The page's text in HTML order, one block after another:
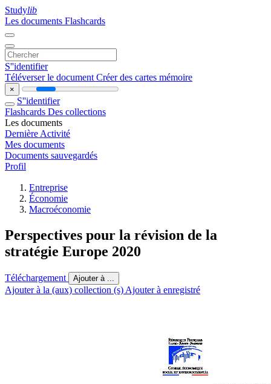
Studylib
Les documents Flashcards
S''identifier
Téléverser le document Créer des cartes mémoire
×
S''identifier
Flashcards Des collections
Les documents
Dernière Activité
Mes documents
Documents sauvegardés
Profil
Entreprise
Économie
Macroéconomie
Perspectives pour la révision de la
stratégie Europe 2020
Téléchargement Ajouter à ...
Ajouter à la (aux) collection (s) Ajouter à enregistré